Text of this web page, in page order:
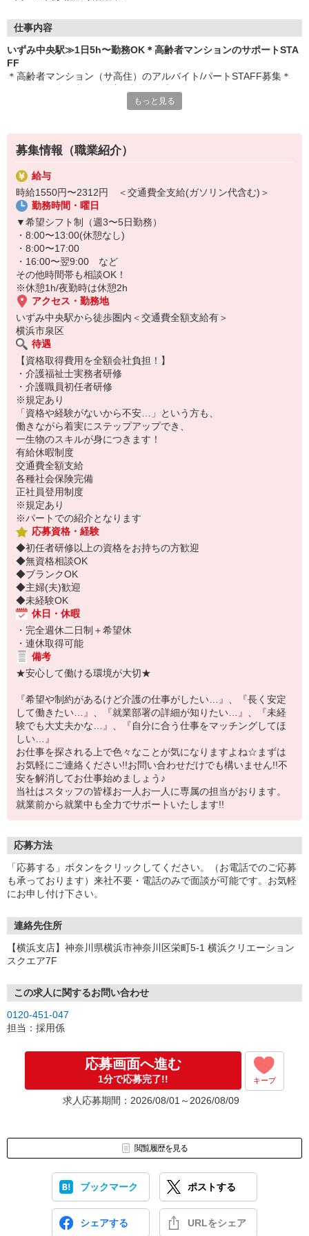
仕事内容
いずみ中央駅≫1日5h〜勤務OK＊高齢者マンションのサポートSTA
FF
＊高齢者マンション（サ高住）のアルバイト/パートSTAFF募集＊
・買い物代行
・施設内の環境整備
・必要に応じた生活介助 など
入居している高齢者のほとんどは健康で元気な方々です！
がっつり介護ではなく、快適な生活を送っていただくためのサポー
ト業務がメイン♪
履歴書などの必要書類がそろっていなくても大丈夫です◎
専属コーディネーターと一緒に作成しましょう★
もっと見る
募集情報（職業紹介）
給与
時給1550円〜2312円 ＜交通費全支給(ガソリン代含む)＞
勤務時間・曜日
▼希望シフト制（週3〜5日勤務）
・8:00〜13:00(休憩なし)
・8:00〜17:00
・16:00〜翌9:00 など
その他時間帯も相談OK！
※休憩1h/夜勤時は休憩2h
アクセス・勤務地
いずみ中央駅から徒歩圏内＜交通費全額支給有＞
横浜市泉区
待遇
【資格取得費用を全額会社負担！】
・介護福祉士実務者研修
・介護職員初任者研修
※規定あり
「資格や経験がないから不安…」という方も、
働きながら着実にステップアップでき、
一生物のスキルが身につきます！
有給休暇制度
交通費全額支給
各種社会保険完備
正社員登用制度
※規定あり
※パートでの紹介となります
応募資格・経験
◆初任者研修以上の資格をお持ちの方歓迎
◆無資格相談OK
◆ブランクOK
◆主婦(夫)歓迎
◆未経験OK
休日・休暇
・完全週休二日制＋希望休
・連休取得可能
備考
★安心して働ける環境が大切★
『希望や制約があるけど介護の仕事がしたい…』、『長く安定
して働きたい…』、『就業部署の詳細が知りたい…』、『未経
験でも大丈夫かな…』、『自分に合う仕事をマッチングしてほ
しい…』
お仕事を探される上で色々なことが気になりますよね☆まずは
お気軽にご連絡ください!!お問い合わせだけでも構いません!!不
安を解消してお仕事始めましょう♪
当社はスタッフの皆様お一人お一人に専属の担当がおります。
就業前から就業中も全力でサポートいたします!!
応募方法
「応募する」ボタンをクリックしてください。（お電話でのご応募
も承っております）来社不要・電話のみで面談が可能です。お気軽
にお申し付け下さい。
連絡先住所
【横浜支店】神奈川県横浜市神奈川区栄町5-1 横浜クリエーション
スクエア7F
この求人に関するお問い合わせ
0120-451-047
担当：採用係
応募画面へ進む
1分で応募完了!! キープ
求人応募期間：2026/08/01～2026/08/09
閲覧履歴を見る
ブックマーク ポストする
シェアする URLをシェア